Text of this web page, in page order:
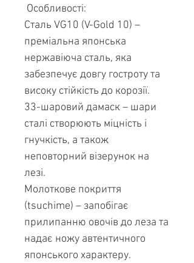
Особливості:
Сталь VG10 (V-Gold 10) –
преміальна японська
нержавіюча сталь, яка
забезпечує довгу гостроту та
високу стійкість до корозії.
33-шаровий дамаск – шари
сталі створюють міцність і
гнучкість, а також
неповторний візерунок на
лезі.
Молоткове покриття
(tsuchime) – запобігає
прилипанню овочів до леза та
надає ножу автентичного
японського характеру.